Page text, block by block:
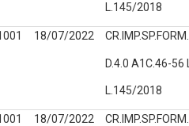
L.145/2018
18/07/2022
D.4.0 A1C.46-
L.145/2018
18/07/2022